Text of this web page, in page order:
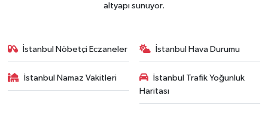
altyapı sunuyor.
İstanbul Nöbetçi Eczaneler İstanbul Hava Durumu
İstanbul Namaz Vakitleri
İstanbul Trafik Yoğunluk
Haritası